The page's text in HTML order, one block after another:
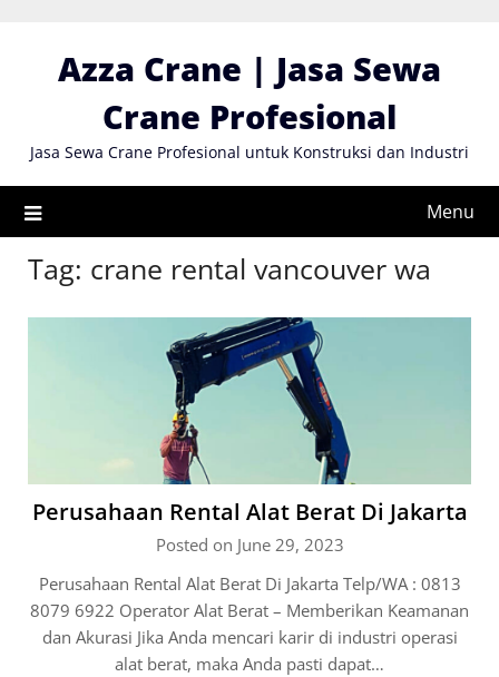
contentAzza Crane | Jasa Sewa
Crane Profesional
Jasa Sewa Crane Profesional untuk Konstruksi dan Industri
Menu
Tag: crane rental vancouver wa
Perusahaan Rental Alat Berat Di Jakarta
Posted on June 29, 2023
Perusahaan Rental Alat Berat Di Jakarta Telp/WA : 0813
8079 6922 Operator Alat Berat – Memberikan Keamanan
dan Akurasi Jika Anda mencari karir di industri operasi
alat berat, maka Anda pasti dapat…